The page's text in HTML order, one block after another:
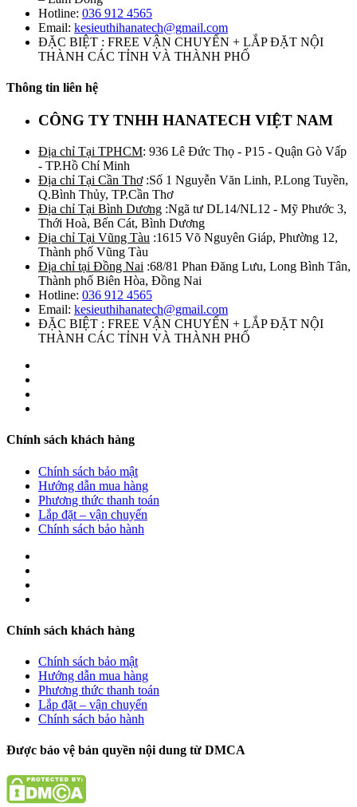
Hotline: 036 912 4565
Email: kesieuthihanatech@gmail.com
ĐẶC BIỆT : FREE VẬN CHUYỂN + LẮP ĐẶT NỘI
THÀNH CÁC TỈNH VÀ THÀNH PHỐ
Thông tin liên hệ
CÔNG TY TNHH HANATECH VIỆT NAM
Địa chỉ Tại TPHCM: 936 Lê Đức Thọ - P15 - Quận Gò Vấp
- TP.Hồ Chí Minh
Địa chỉ Tại Cần Thơ:Số 1 Nguyễn Văn Linh, P.Long Tuyền,
Q.Bình Thủy, TP.Cần Thơ
Địa chỉ Tại Bình Dương :Ngã tư DL14/NL12 - Mỹ Phước 3,
Thới Hoà, Bến Cát, Bình Dương
Địa chỉ Tại Vũng Tàu :1615 Võ Nguyên Giáp, Phường 12,
Thành phố Vũng Tàu
Địa chỉ tại Đồng Nai :68/81 Phan Đăng Lưu, Long Bình Tân,
Thành phố Biên Hòa, Đồng Nai
Hotline: 036 912 4565
Email: kesieuthihanatech@gmail.com
ĐẶC BIỆT : FREE VẬN CHUYỂN + LẮP ĐẶT NỘI
THÀNH CÁC TỈNH VÀ THÀNH PHỐ
Chính sách khách hàng
Chính sách bảo mật
Hướng dẫn mua hàng
Phương thức thanh toán
Lắp đặt – vận chuyển
Chính sách bảo hành
Chính sách khách hàng
Chính sách bảo mật
Hướng dẫn mua hàng
Phương thức thanh toán
Lắp đặt – vận chuyển
Chính sách bảo hành
Được bảo vệ bản quyền nội dung từ DMCA